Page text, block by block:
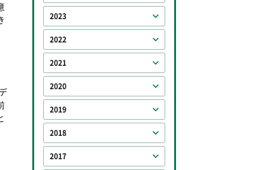
2023
2022
2021
2020
2019
2018
2017